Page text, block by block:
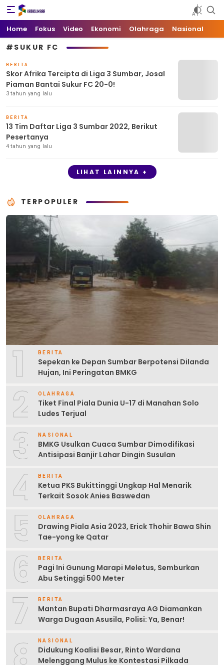
Kata Sumbar
Berita Sumbar Hari Ini
Home Fokus Video Ekonomi Olahraga Nasional
#SUKUR FC
BERITA
Skor Afrika Tercipta di Liga 3 Sumbar, Josal
Piaman Bantai Sukur FC 20-0!
3 tahun yang lalu
BERITA
13 Tim Daftar Liga 3 Sumbar 2022, Berikut
Pesertanya
4 tahun yang lalu
LIHAT LAINNYA +
TERPOPULER
1 BERITA
Sepekan ke Depan Sumbar Berpotensi Dilanda
Hujan, Ini Peringatan BMKG
2 OLAHRAGA
Tiket Final Piala Dunia U-17 di Manahan Solo
Ludes Terjual
3 NASIONAL
BMKG Usulkan Cuaca Sumbar Dimodifikasi
Antisipasi Banjir Lahar Dingin Susulan
4 BERITA
Ketua PKS Bukittinggi Ungkap Hal Menarik
Terkait Sosok Anies Baswedan
5 OLAHRAGA
Drawing Piala Asia 2023, Erick Thohir Bawa Shin
Tae-yong ke Qatar
6 BERITA
Pagi Ini Gunung Marapi Meletus, Semburkan
Abu Setinggi 500 Meter
7 BERITA
Mantan Bupati Dharmasraya AG Diamankan
Warga Dugaan Asusila, Polisi: Ya, Benar!
NASIONAL
Didukung Koalisi Besar, Rinto Wardana
Melenggang Mulus ke Kontestasi Pilkada